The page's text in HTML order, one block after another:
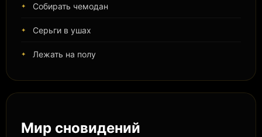
Собирать чемодан
Серьги в ушах
Лежать на полу
Мир сновидений